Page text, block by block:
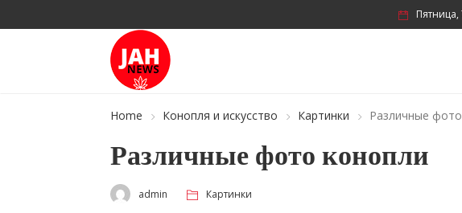
Пятница,
Home Конопля и искусство Картинки Различные
Различные фото конопли
admin Картинки